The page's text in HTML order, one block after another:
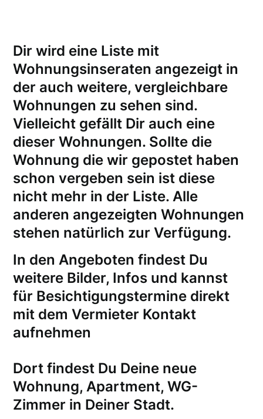
Dir wird eine Liste mit
Wohnungsinseraten angezeigt in
der auch weitere, vergleichbare
Wohnungen zu sehen sind.
Vielleicht gefällt Dir auch eine
dieser Wohnungen. Sollte die
Wohnung die wir gepostet haben
schon vergeben sein ist diese
nicht mehr in der Liste. Alle
anderen angezeigten Wohnungen
stehen natürlich zur Verfügung.
In den Angeboten findest Du
weitere Bilder, Infos und kannst
für Besichtigungstermine direkt
mit dem Vermieter Kontakt
aufnehmen
Dort findest Du Deine neue
Wohnung, Apartment, WG-
Zimmer in Deiner Stadt.